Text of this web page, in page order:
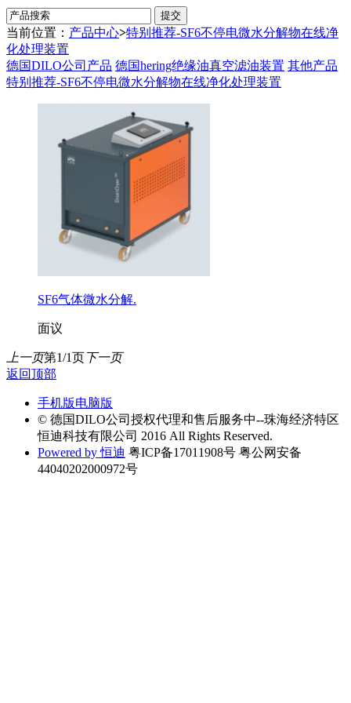
当前位置： 产品中心>特别推荐-SF6不停电微水分解物在线净
化处理装置
德国DILO公司产品 德国hering绝缘油真空滤油装置 其他产品
特别推荐-SF6不停电微水分解物在线净化处理装置
SF6气体微水分解.
面议
上一页第1/1页下一页
返回顶部
手机版电脑版
© 德国DILO公司授权代理和售后服务中--珠海经济特区
恒迪科技有限公司 2016 All Rights Reserved.
Powered by 恒迪 粤ICP备17011908号 粤公网安备
44040202000972号